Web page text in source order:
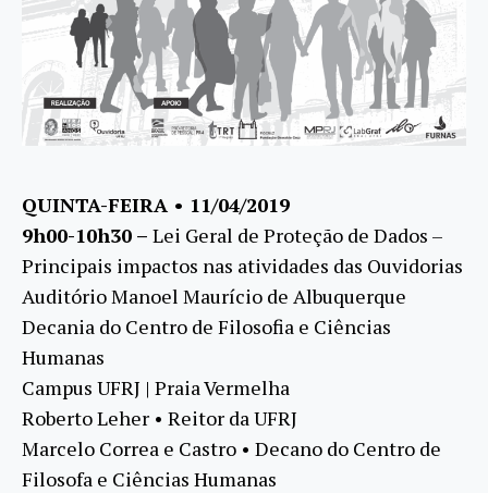
QUINTA-FEIRA • 11/04/2019
9h00-10h30 – Lei Geral de Proteção de Dados –
Principais impactos nas atividades das Ouvidorias
Auditório Manoel Maurício de Albuquerque
Decania do Centro de Filosofia e Ciências
Humanas
Campus UFRJ | Praia Vermelha
Roberto Leher • Reitor da UFRJ
Marcelo Correa e Castro • Decano do Centro de
Filosofa e Ciências Humanas